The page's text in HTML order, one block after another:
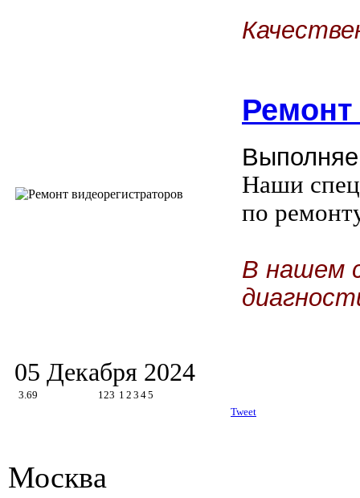
Наши
по
В нашем
05 Декабря 2024
3.69 123 1 2 3 45
Tweet
Москва